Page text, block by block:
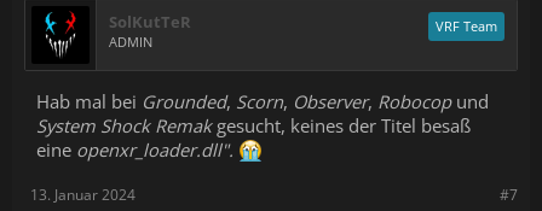
SolKutTeR
ADMIN
VRF Team
Hab mal bei Grounded, Scorn, Observer, Robocop und
System Shock Remak gesucht, keines der Titel besaß
eine openxr_loader.dll".
#7
13. Januar 2024